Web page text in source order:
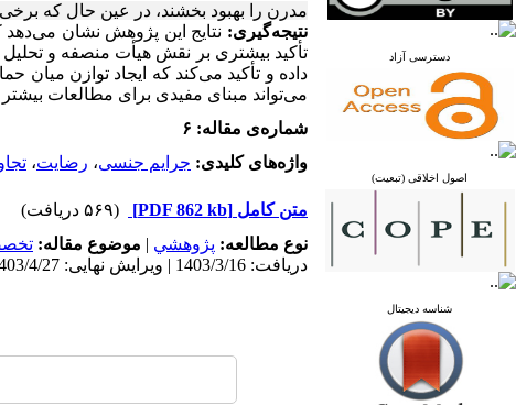
دسترسی آزاد
اصول اخلاقی (تبعیت)
شناسه دیجیتال
مدرن را بهبود بخشند، در عین حال که برخی
نتیجه‌گیری: نتایج این پژوهش نشان می‌دهد
تأکید بیشتری بر نقش هیأت منصفه و تحلیل
داده و تأکید می‌کند که ایجاد توازن
می‌تواند مبنای مفیدی برای مطالعات
شماره‌ی مقاله: ۶
واژه‌های کلیدی: جرایم جنسی، رضایت،
متن کامل [PDF 862 kb]
(۵۶۹ دریافت)
نوع مطالعه: پژوهشي | موضوع مقاله:
دریافت: 1403/3/16 | ویرایش نهایی: 1403/4/27 | پذیرش: 1403/5/24 | انتشار: 1403/7/1